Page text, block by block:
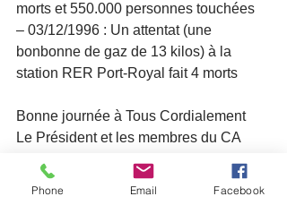
morts et 550.000 personnes touchées
– 03/12/1996 : Un attentat (une
bonbonne de gaz de 13 kilos) à la
station RER Port-Royal fait 4 morts
Bonne journée à Tous Cordialement
Le Président et les membres du CA
Phone Email Facebook